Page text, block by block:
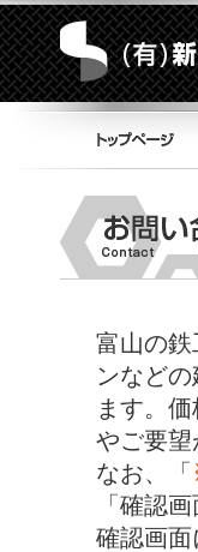
富山の
ンなど
ます。
やご要
なお、「
「確認
確認画